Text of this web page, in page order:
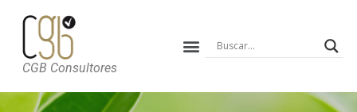
CGB Consultores